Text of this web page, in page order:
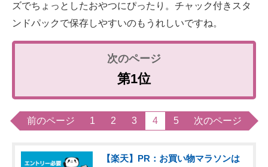
ズでちょっとしたおやつにぴったり。チャック付きスタ
ンドパックで保存しやすいのもうれしいですね。
第1位
前のページ 1 2 3 4 5 次のページ
【楽天】PR：お買い物マラソンは